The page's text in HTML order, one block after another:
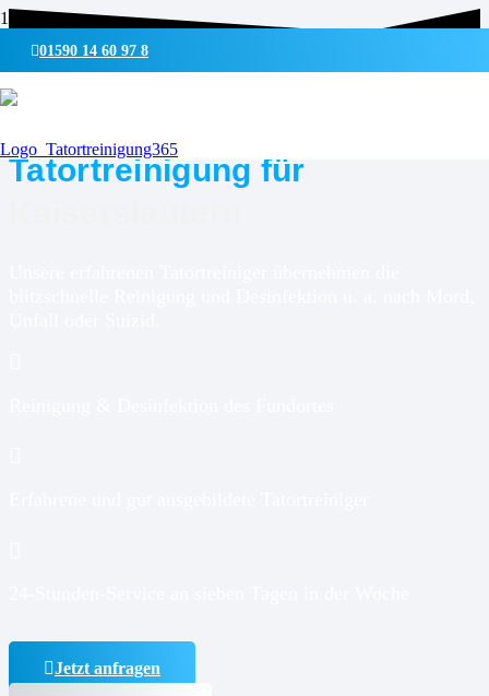
01590 14 60 97 8
Tatortreinigung für
Jetzt anfragen